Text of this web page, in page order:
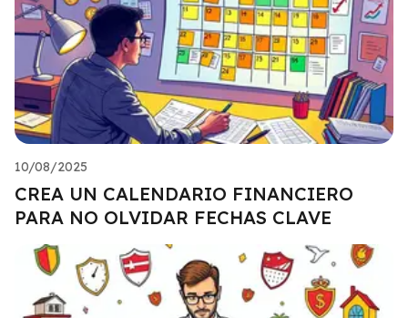
10/08/2025
CREA UN CALENDARIO FINANCIERO
PARA NO OLVIDAR FECHAS CLAVE